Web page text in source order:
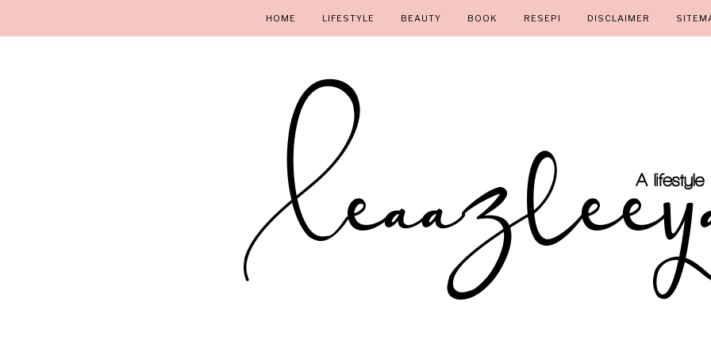
HOME LIFESTYLE BEAUTY BOOK RESEPI DISCLAIMER